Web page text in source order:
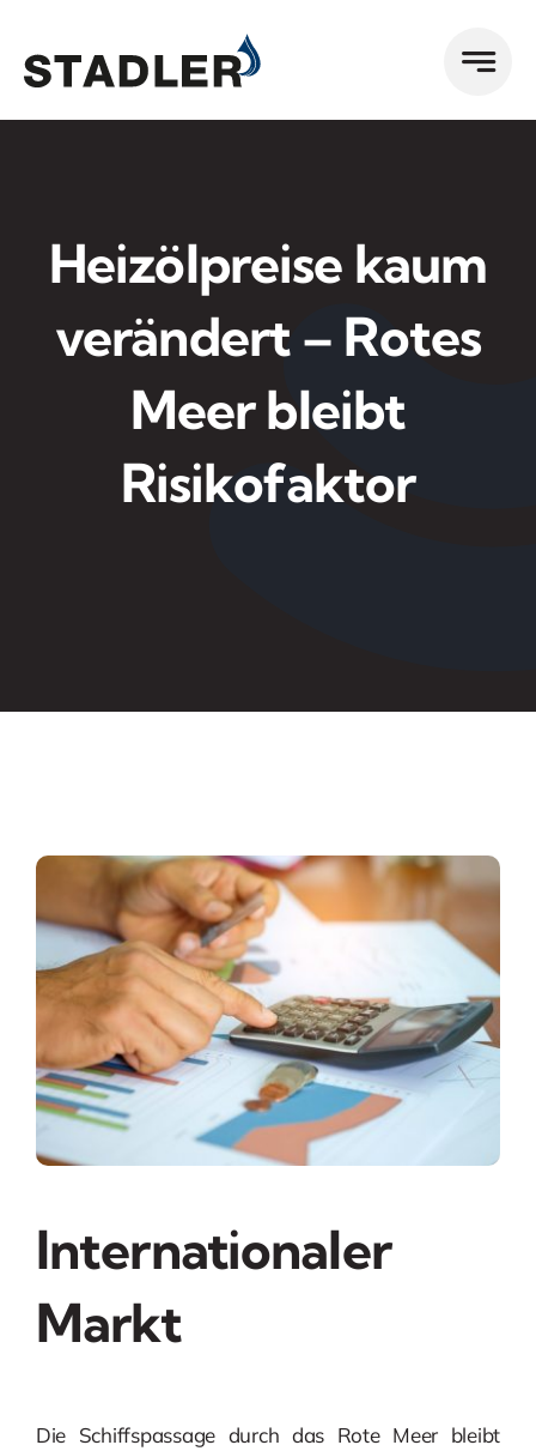
Inhalt
springen
Heizölpreise kaum
verändert – Rotes
Meer bleibt
Risikofaktor
Internationaler
Markt
Die Schiffspassage durch das Rote Meer bleibt